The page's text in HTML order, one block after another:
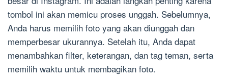
tombol ini akan memicu proses unggah. Sebelumnya,
Anda harus memilih foto yang akan diunggah dan
memperbesar ukurannya. Setelah itu, Anda dapat
menambahkan filter, keterangan, dan tag teman, serta
memilih waktu untuk membagikan foto.